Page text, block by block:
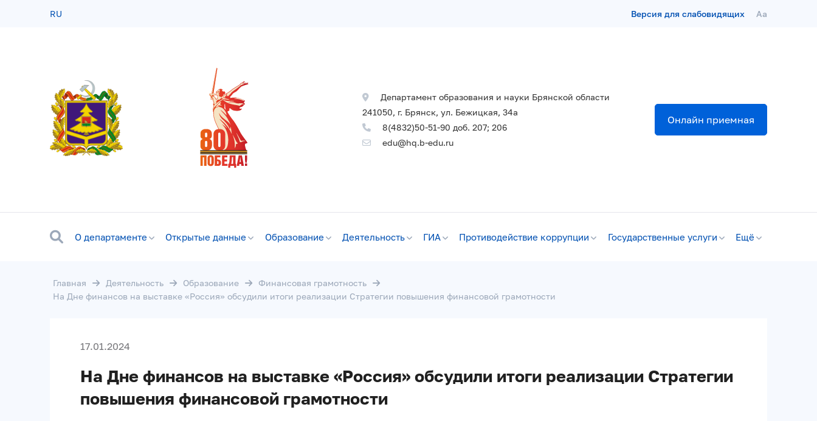
RU Версия для слабовидящих Aa
Департамент образования и науки Брянской области
241050, г. Брянск, ул. Бежицкая, 34а
8(4832)50-51-90 доб. 207; 206
edu@hq.b-edu.ru
Онлайн приемная
О департаменте Открытые данные Образование Деятельность ГИА Противодействие коррупции Государственные услуги Ещё
Главная Деятельность Образование
Финансовая грамотность
На Дне финансов на выставке «Россия» обсудили итоги реализации Стратегии повышения финансовой грамотности
17.01.2024
На Дне финансов на выставке «Россия» обсудили итоги реализации Стратегии
повышения финансовой грамотности